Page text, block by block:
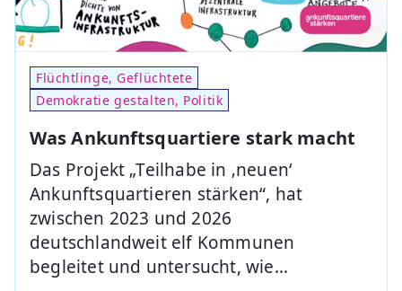
Flüchtlinge, Geflüchtete
Demokratie gestalten, Politik
Was Ankunftsquartiere stark macht
Das Projekt „Teilhabe in ‚neuen‘
Ankunftsquartieren stärken“, hat
zwischen 2023 und 2026
deutschlandweit elf Kommunen
begleitet und untersucht, wie…